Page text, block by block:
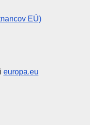
EÚ)
europa.eu